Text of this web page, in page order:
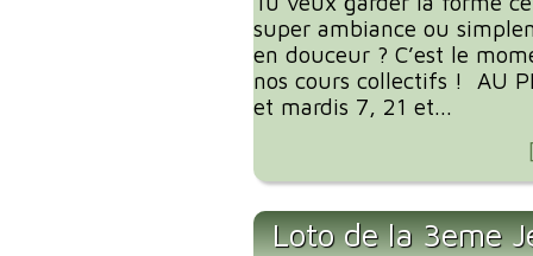
super ambiance ou
en douceur ? C’est le
nos cours collectifs ! AU
et mardis 7, 21 et...
Loto de la 3eme